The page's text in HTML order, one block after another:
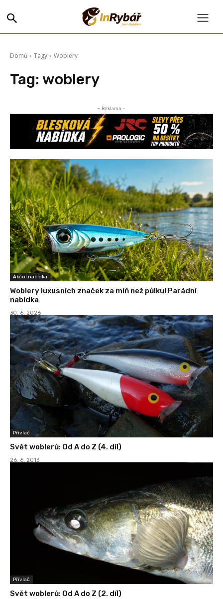
Domů Tagy Woblery
Tag: woblery
- Reklama -
Akční nabídka
Woblery luxusních značek za míň než půlku! Parádní
nabídka
30. 6. 2026
Přívlač
Svět woblerů: Od A do Z (4. díl)
26. 6. 2013
Přívlač
Svět woblerů: Od A do Z (2. díl)